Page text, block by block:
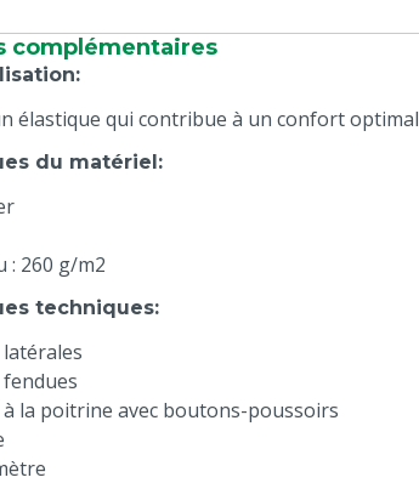
complémentaires
:
élastique qui contribue à un confort optimal
du matériel:
: 260 g/m2
techniques:
à la poitrine avec boutons-poussoirs